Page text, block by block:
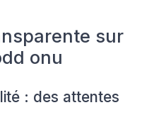
sur
onu
: des attentes